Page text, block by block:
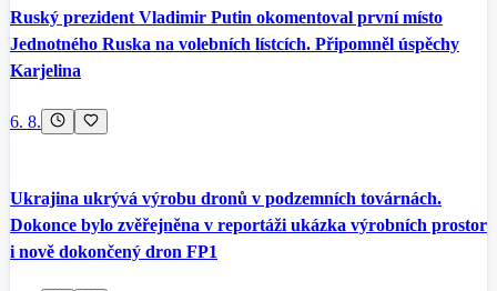
Ruský prezident Vladimir Putin okomentoval první místo
Jednotného Ruska na volebních lístcích. Připomněl úspěchy
Karjelina
6. 8.
Ukrajina ukrývá výrobu dronů v podzemních továrnách.
Dokonce bylo zvěřejněna v reportáži ukázka výrobních prostor
i nově dokončený dron FP1